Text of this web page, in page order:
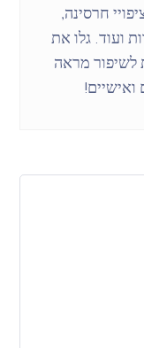
חרסינה,
ועוד. גלו את
לשיפור מראה